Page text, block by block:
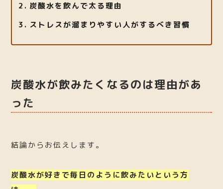
炭酸水を飲んで太る理由
ストレスが溜まりやすい人がするべき習慣
炭酸水が飲みたくなるのは理由があ
った
結論からお伝えします。
炭酸水が好きで毎日のように飲みたいという方